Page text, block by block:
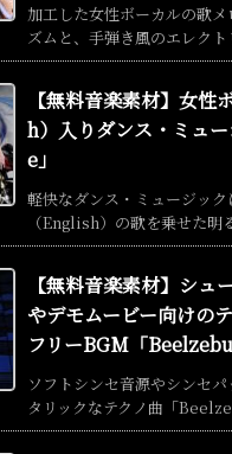
加工した女性ボーカルの歌
ズムと、手弾き風のエレクト
【無料音楽素材】女
h）入りダンス・ミュ
e」
軽快なダンス・ミュージッ
（English）の歌を乗せた明
【無料音楽素材】シュ
やデモムービー向けの
フリーBGM「
ソフトシンセ音源やシンセ
タリックなテクノ曲「